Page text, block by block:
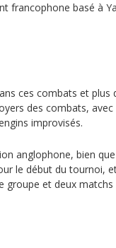
francophone basé à
ces combats et plus
des combats, avec
improvisés.
anglophone, bien
le début du tournoi,
groupe et deux